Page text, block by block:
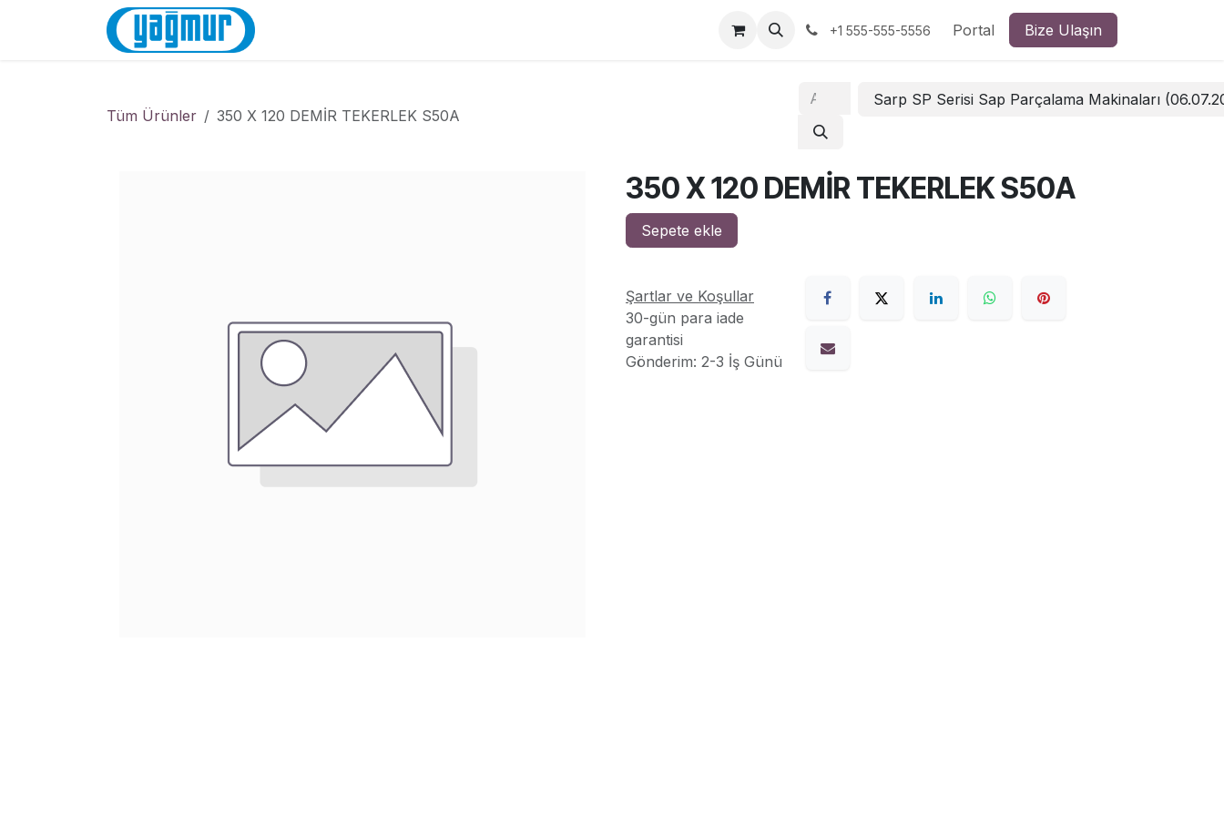
+1 555-555-5556 Portal Bize Ulaşın
Tüm Ürünler 350 X 120 DEMİR TEKERLEK S50A
Sarp SP Serisi Sap Parçalama Makinaları
350 X 120 DEMİR TEKERLEK S50A
Sepete ekle
Şartlar ve Koşullar
30-gün para iade
garantisi
Gönderim: 2-3 İş Günü